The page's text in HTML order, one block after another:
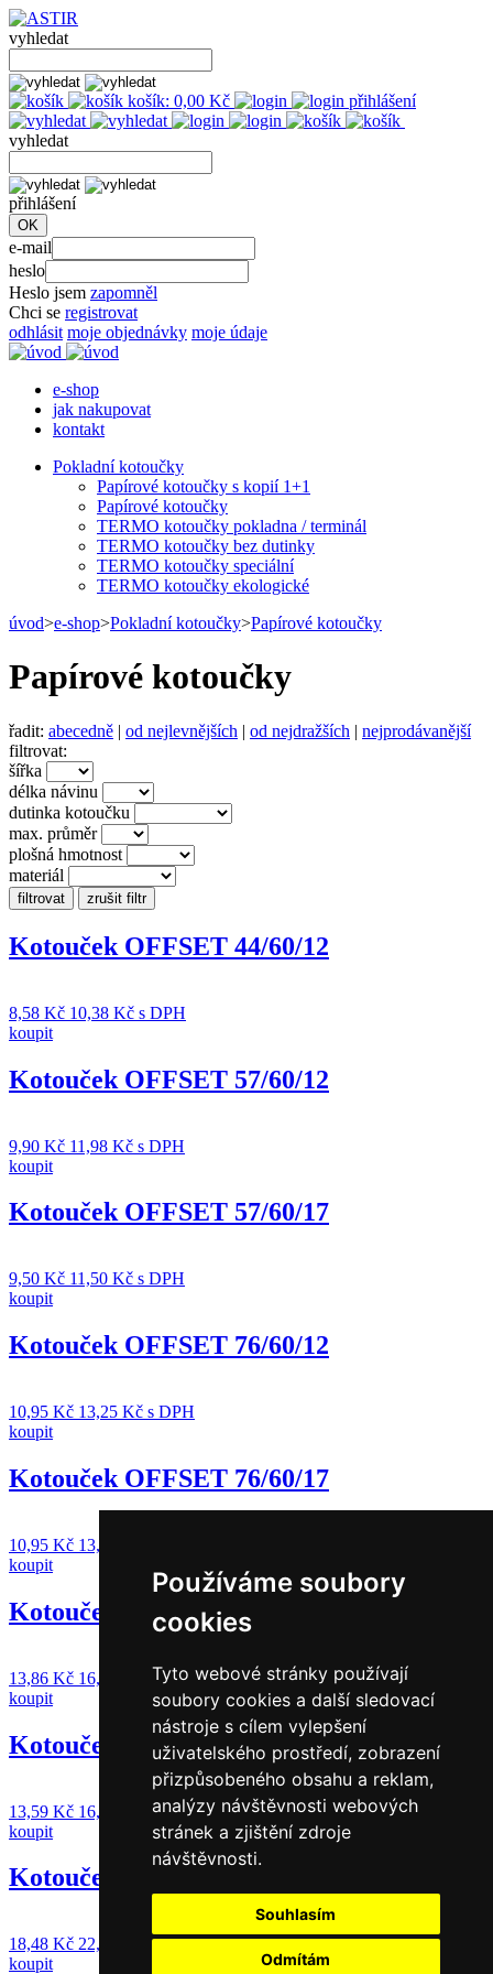
Používáme soubory
cookies
Tyto webové stránky používají
soubory cookies a další sledovací
nástroje s cílem vylepšení
uživatelského prostředí, zobrazení
přizpůsobeného obsahu a reklam,
analýzy návštěvnosti webových
stránek a zjištění zdroje
návštěvnosti.
Souhlasím
Odmítám
vyhledat
košík: 0,00 Kč přihlášení
vyhledat
přihlášení
e-mail
heslo
Heslo jsem zapomněl
Chci se registrovat
odhlásit moje objednávky moje údaje
e-shop
jak nakupovat
kontakt
Pokladní kotoučky
Papírové kotoučky s kopií 1+1
Papírové kotoučky
TERMO kotoučky pokladna / terminál
TERMO kotoučky bez dutinky
TERMO kotoučky speciální
TERMO kotoučky ekologické
úvod>e-shop>Pokladní kotoučky>Papírové kotoučky
Papírové kotoučky
řadit: abecedně | od nejlevnějších | od nejdražších | nejprodávanější
filtrovat:
šířka
délka návinu
dutinka kotoučku
max. průměr
plošná hmotnost
materiál
Kotouček OFFSET 44/60/12
8,58 Kč 10,38 Kč s DPH
koupit
Kotouček OFFSET 57/60/12
9,90 Kč 11,98 Kč s DPH
koupit
Kotouček OFFSET 57/60/17
9,50 Kč 11,50 Kč s DPH
koupit
Kotouček OFFSET 76/60/12
10,95 Kč 13,25 Kč s DPH
koupit
Kotouček OFFSET 76/60/17
10,95 Kč 13,25
koupit
Kotouček OFFSET 76/70/12
13,86 Kč 16,77
s DPH
koupit
Kotouček OFFSET 76/70/17
13,59 Kč 16,44
s DPH
koupit
Kotouček OFFSET 76/80/12
18,48 Kč 22,36
s DPH
koupit